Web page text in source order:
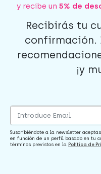
y recibe un 5% de
Recibirás tu
confirmación.
¡y
Suscribiéndote a la newsletter
en función de un perfil basado en tu
términos previstos en la Política de